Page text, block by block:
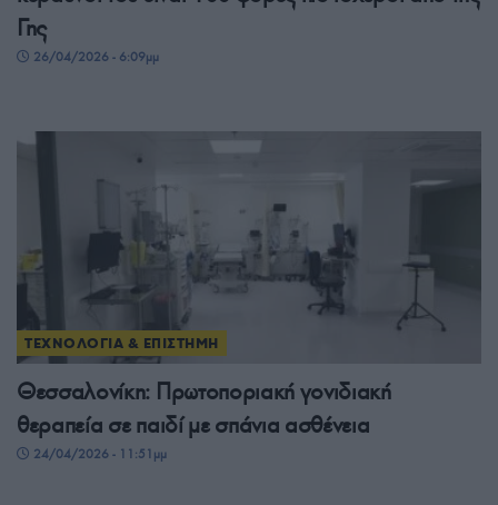
Γης
26/04/2026 - 6:09μμ
ΤΕΧΝΟΛΟΓΙΑ & ΕΠΙΣΤΗΜΗ
Θεσσαλονίκη: Πρωτοποριακή γονιδιακή
θεραπεία σε παιδί με σπάνια ασθένεια
24/04/2026 - 11:51μμ